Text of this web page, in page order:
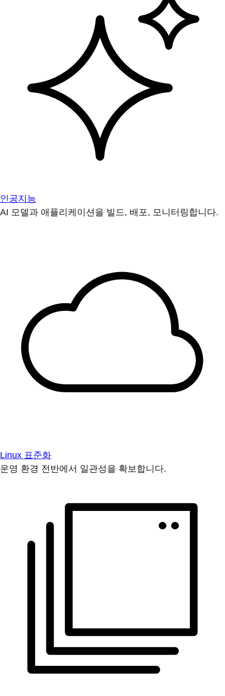
인공지능
AI 모델과 애플리케이션을 빌드, 배포, 모니터링합니다.
Linux 표준화
운영 환경 전반에서 일관성을 확보합니다.